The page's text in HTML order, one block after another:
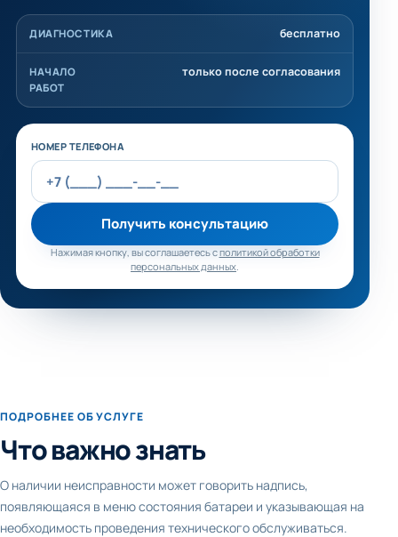
ДИАГНОСТИКА бесплатно
НАЧАЛО
РАБОТ
только после согласования
Не заполняйте это поле
НОМЕР ТЕЛЕФОНА
Получить консультацию
Нажимая кнопку, вы соглашаетесь сполитикой обработки
персональных данных.
ПОДРОБНЕЕ ОБ УСЛУГЕ
Что важно знать
О наличии неисправности может говорить надпись,
появляющаяся в меню состояния батареи и указывающая на
необходимость проведения технического обслуживаться.